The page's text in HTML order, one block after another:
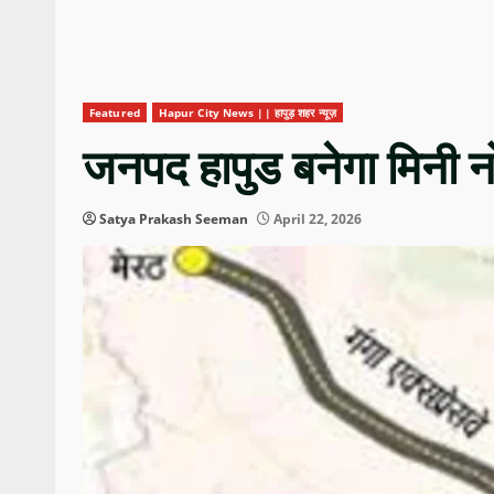
Featured Hapur City News || हापुड़ शहर न्यूज़
जनपद हापुड बनेगा मिनी
Satya Prakash Seeman April 22, 2026